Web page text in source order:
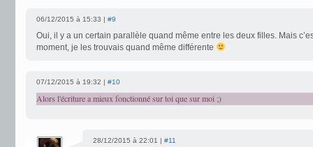
06/12/2015 à 15:33 | #9
Oui, il y a un certain parallèle quand même entre les deux filles. Mais
moment, je les trouvais quand même différente
07/12/2015 à 19:32 | #10
Alors l'écriture a mieux fonctionné sur toi que sur moi ;)
28/12/2015 à 22:01 | #11